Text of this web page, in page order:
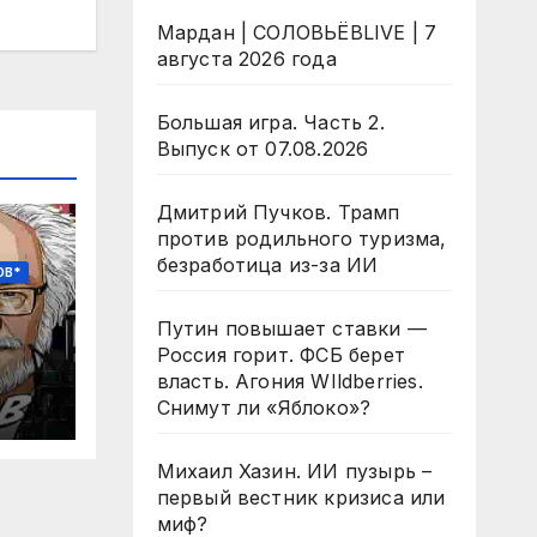
Мардан | СОЛОВЬЁВLIVE | 7
августа 2026 года
Большая игра. Часть 2.
Выпуск от 07.08.2026
Дмитрий Пучков. Трамп
против родильного туризма,
безработица из-за ИИ
Путин повышает ставки —
Россия горит. ФСБ берет
власть. Агония WIldberries.
Снимут ли «Яблоко»?
Михаил Хазин. ИИ пузырь –
первый вестник кризиса или
миф?